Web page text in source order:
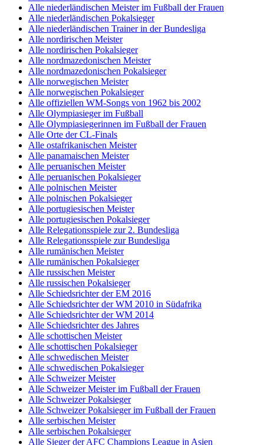
Alle niederländischen Meister im Fußball der Frauen
Alle niederländischen Pokalsieger
Alle niederländischen Trainer in der Bundesliga
Alle nordirischen Meister
Alle nordirischen Pokalsieger
Alle nordmazedonischen Meister
Alle nordmazedonischen Pokalsieger
Alle norwegischen Meister
Alle norwegischen Pokalsieger
Alle offiziellen WM-Songs von 1962 bis 2002
Alle Olympiasieger im Fußball
Alle Olympiasiegerinnen im Fußball der Frauen
Alle Orte der CL-Finals
Alle ostafrikanischen Meister
Alle panamaischen Meister
Alle peruanischen Meister
Alle peruanischen Pokalsieger
Alle polnischen Meister
Alle polnischen Pokalsieger
Alle portugiesischen Meister
Alle portugiesischen Pokalsieger
Alle Relegationsspiele zur 2. Bundesliga
Alle Relegationsspiele zur Bundesliga
Alle rumänischen Meister
Alle rumänischen Pokalsieger
Alle russischen Meister
Alle russischen Pokalsieger
Alle Schiedsrichter der EM 2016
Alle Schiedsrichter der WM 2010 in Südafrika
Alle Schiedsrichter der WM 2014
Alle Schiedsrichter des Jahres
Alle schottischen Meister
Alle schottischen Pokalsieger
Alle schwedischen Meister
Alle schwedischen Pokalsieger
Alle Schweizer Meister
Alle Schweizer Meister im Fußball der Frauen
Alle Schweizer Pokalsieger
Alle Schweizer Pokalsieger im Fußball der Frauen
Alle serbischen Meister
Alle serbischen Pokalsieger
Alle Sieger der AFC Champions League in Asien